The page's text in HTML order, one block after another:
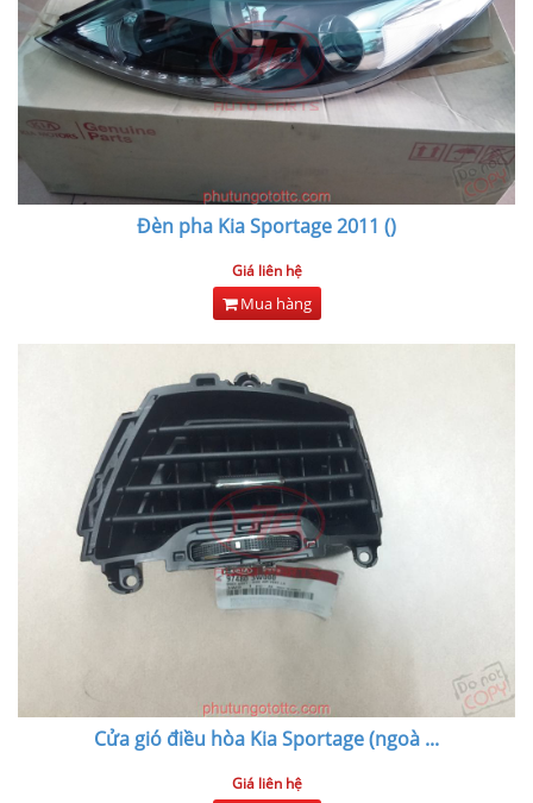
Đèn pha Kia Sportage 2011 ()
Giá liên hệ
Mua hàng
Cửa gió điều hòa Kia Sportage (ngoà ...
Giá liên hệ